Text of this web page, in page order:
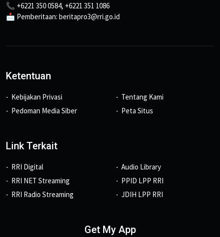
📞 +6221 350 0584, +6221 351 1086
📩 Pemberitaan: beritapro3@rri.go.id
Ketentuan
Kebijakan Privasi
Pedoman Media Siber
Tentang Kami
Peta Situs
Link Terkait
RRI Digital
RRI NET Streaming
RRI Radio Streaming
Audio Library
PPID LPP RRI
JDIH LPP RRI
Get My App